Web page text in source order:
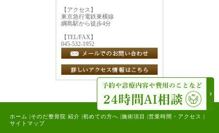
【アクセス】
東京急行電鉄東横線
綱島駅から徒歩4分
【TEL/FAX】
045-532-1952
ホーム そのだ整骨院 紹介 初めての方へ 施術項目 営業時間・アクセス
サイトマップ